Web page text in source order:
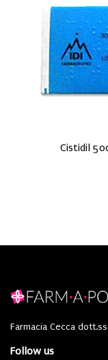
Cistidil
Farmacia Cecca
Follow us